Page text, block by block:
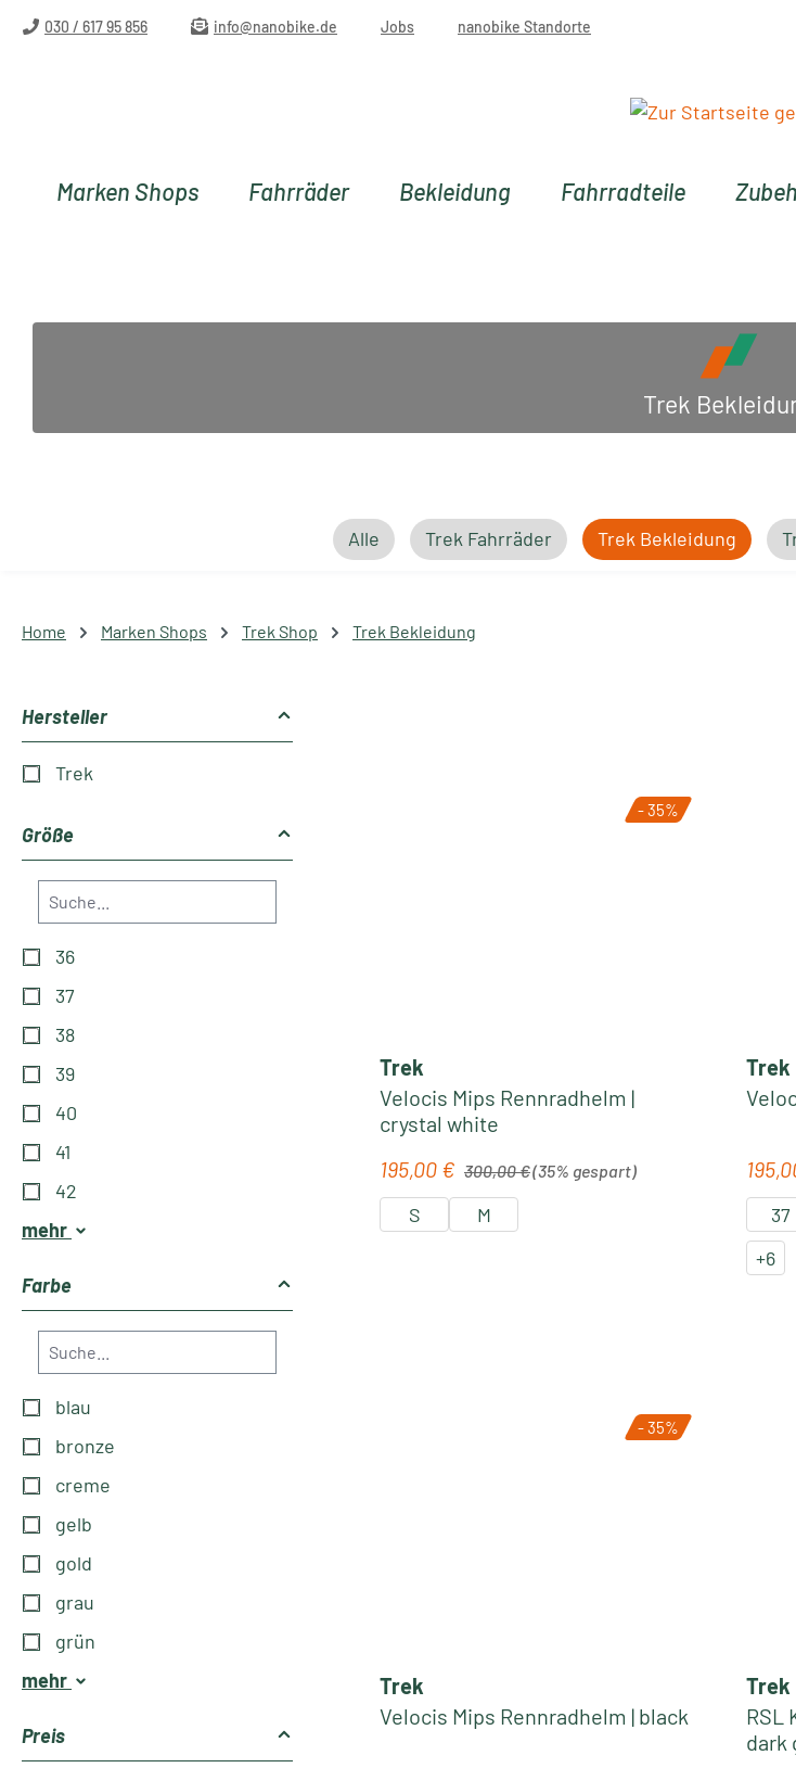
Hauptinhalt springen
Zur Suche springen
Zur Hauptnavigation springen
030 / 617 95 856 info@nanobike.de Jobs nanobike Standorte
Marken Shops Fahrräder Bekleidung Fahrradteile
Trek
Alle Trek Fahrräder Trek Bekleidung
Home Marken Shops Trek Shop Trek Bekleidung
Hersteller
Trek
Größe
36
37
38
39
40
41
42
mehr
Farbe
blau
bronze
creme
gelb
gold
grau
grün
mehr
Preis
- 35%
Trek
Velocis Mips Rennradhelm |
crystal white
Verkaufspreis:
195,00 € 300,00 €(35% gespart)
S M
Trek
37
+6
- 35%
Trek
Velocis Mips Rennradhelm | black
Trek
RSL
dark